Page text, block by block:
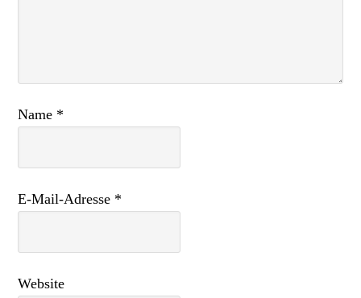
Name *
E-Mail-Adresse *
Website